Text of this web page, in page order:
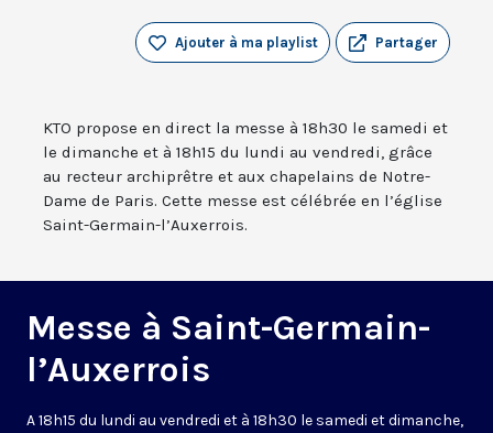
Partager
Ajouter à ma playlist
KTO propose en direct la messe à 18h30 le samedi et
le dimanche et à 18h15 du lundi au vendredi, grâce
au recteur archiprêtre et aux chapelains de Notre-
Dame de Paris. Cette messe est célébrée en l’église
Saint-Germain-l’Auxerrois.
Messe à Saint-Germain-
l’Auxerrois
A 18h15 du lundi au vendredi et à 18h30 le samedi et dimanche,